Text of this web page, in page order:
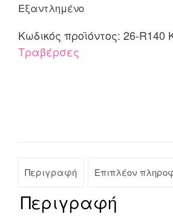
Εξαντλημένο
Κωδικός προϊόντος: 26-R140
Τραβέρσες
Περιγραφή Επιπλέον
Περιγραφή